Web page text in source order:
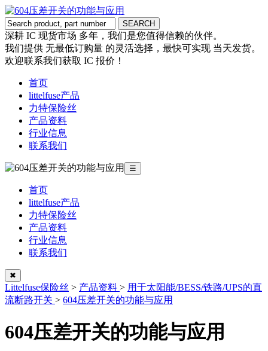
深耕 IC 现货市场 多年，我们是您值得信赖的伙伴。
我们提供 无最低订购量 的灵活选择，最快可实现 当天发货。
欢迎联系我们获取 IC 报价！
首页
littelfuse产品
力特保险丝
产品资料
行业信息
联系我们
☰
首页
littelfuse产品
力特保险丝
产品资料
行业信息
联系我们
✖
Littelfuse保险丝 > 产品资料 > 用于太阳能/BESS/铁路/UPS的直
流断路开关 > 604压差开关的功能与应用
604压差开关的功能与应用